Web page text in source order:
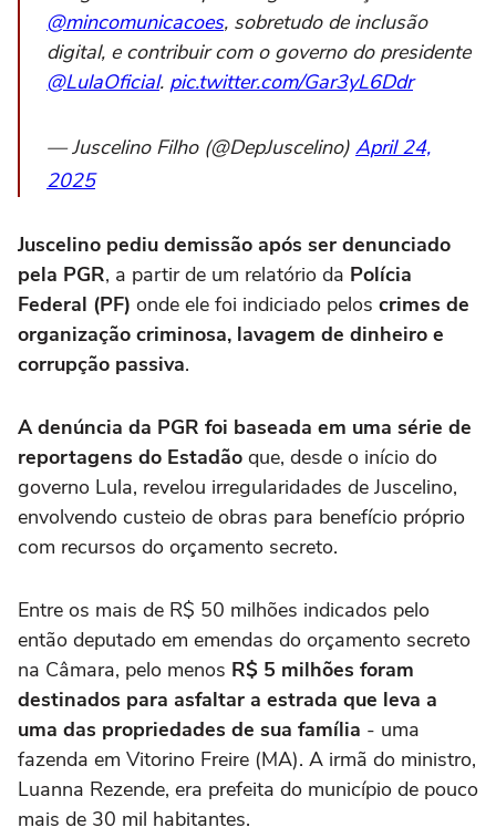
@mincomunicacoes, sobretudo de inclusão
digital, e contribuir com o governo do presidente
@LulaOficial. pic.twitter.com/Gar3yL6Ddr
— Juscelino Filho (@DepJuscelino) April 24,
2025
Juscelino pediu demissão após ser denunciado
pela PGR, a partir de um relatório da Polícia
Federal (PF) onde ele foi indiciado pelos crimes de
organização criminosa, lavagem de dinheiro e
corrupção passiva.
A denúncia da PGR foi baseada em uma série de
reportagens do Estadão que, desde o início do
governo Lula, revelou irregularidades de Juscelino,
envolvendo custeio de obras para benefício próprio
com recursos do orçamento secreto.
Entre os mais de R$ 50 milhões indicados pelo
então deputado em emendas do orçamento secreto
na Câmara, pelo menos R$ 5 milhões foram
destinados para asfaltar a estrada que leva a
uma das propriedades de sua família - uma
fazenda em Vitorino Freire (MA). A irmã do ministro,
Luanna Rezende, era prefeita do município de pouco
mais de 30 mil habitantes.